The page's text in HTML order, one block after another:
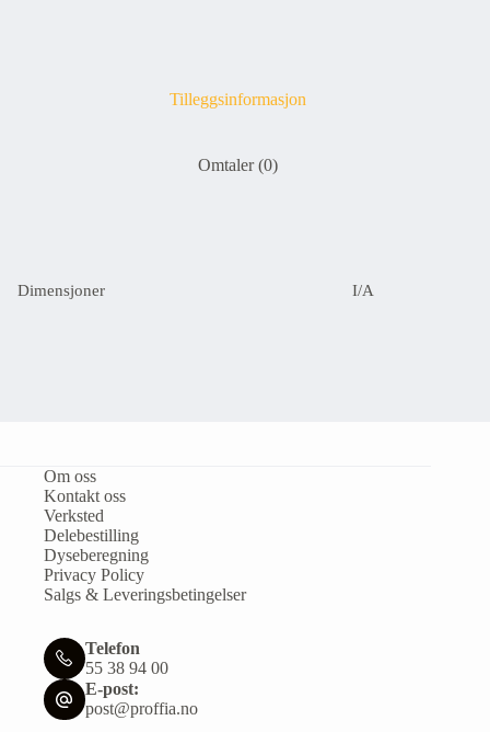
Tilleggsinformasjon
Omtaler (0)
Dimensjoner I/A
Om oss
Kontakt oss
Verksted
Delebestilling
Dyseberegning
Privacy Policy
Salgs & Leveringsbetingelser
Telefon
55 38 94 00
E-post:
post@proffia.no